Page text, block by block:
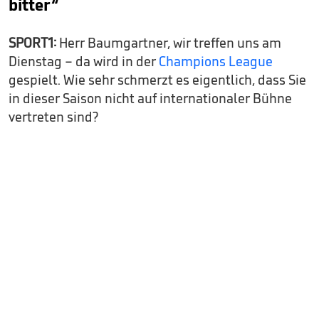
bitter“
SPORT1: Herr Baumgartner, wir treffen uns am
Dienstag – da wird in der Champions League
gespielt. Wie sehr schmerzt es eigentlich, dass Sie
in dieser Saison nicht auf internationaler Bühne
vertreten sind?